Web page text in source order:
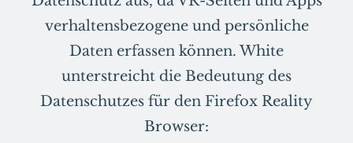
verhaltensbezogene und persönliche
Daten erfassen können. White
unterstreicht die Bedeutung des
Datenschutzes für den Firefox Reality
Browser: